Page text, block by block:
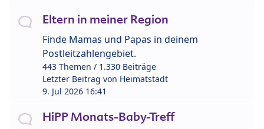
Eltern in meiner Region
Finde Mamas und Papas in deinem
Postleitzahlengebiet.
443 Themen / 1.330 Beiträge
Letzter Beitrag von Heimatstadt
9. Jul 2026 16:41
HiPP Monats-Baby-Treff